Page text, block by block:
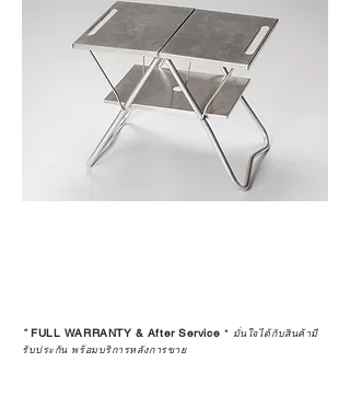
*FULL WARRANTY & After Service * มั่นใจได้กับสินค้ามี
รับประกัน พร้อมบริการหลังการขาย